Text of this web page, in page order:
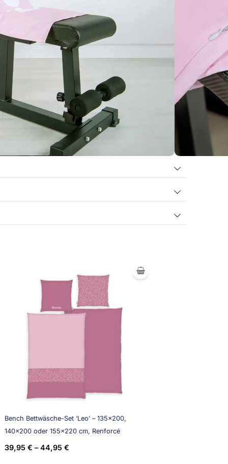
19 Bonuspunkte
Bench Bettwäsche-Set ‘Leo’ – 135×200,
140×200 oder 155×220 cm, Renforcé
39,95 € –44,95 €